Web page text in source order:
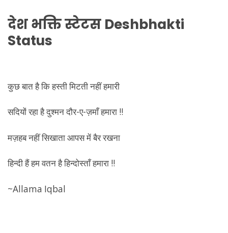
देश भक्ति स्टेटस Deshbhakti
Status
कुछ बात है कि हस्ती मिटती नहीं हमारी
सदियों रहा है दुश्मन दौर-ए-ज़माँ हमारा !!
मज़हब नहीं सिखाता आपस में बैर रखना
हिन्दी हैं हम वतन है हिन्दोस्ताँ हमारा !!
~Allama Iqbal